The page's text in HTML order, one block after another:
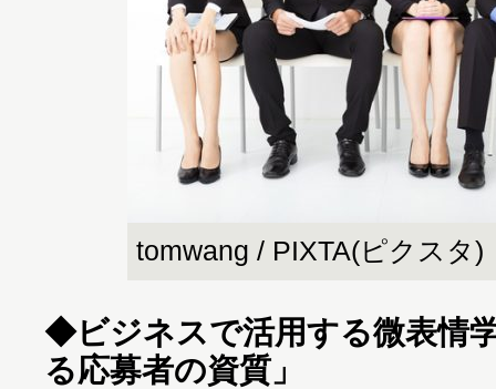
tomwang / PIXTA(ピクスタ)
◆ビジネスで活用する微表情
る応募者の資質」